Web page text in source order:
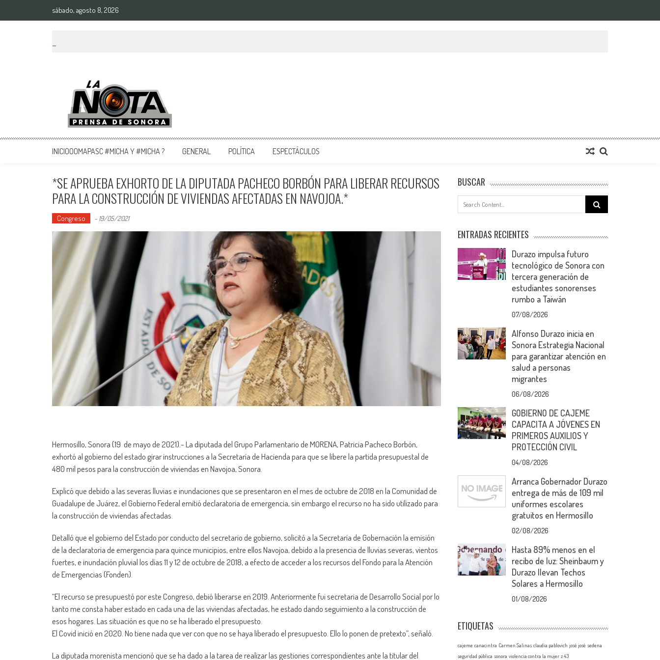
sábado, agosto 8, 2026
La Nota Prensa De Sonora
Noticias del día
INICIOOOMAPASC #MICHA Y #MICHA ? GENERAL POLÍTICA ESPECTÁCULOS
*SE APRUEBA EXHORTO DE LA DIPUTADA PACHECO BORBÓN PARA LIBERAR RECURSOS
PARA LA CONSTRUCCIÓN DE VIVIENDAS AFECTADAS EN NAVOJOA.*
Congreso - 19/05/2021
Hermosillo, Sonora (19 de mayo de 2021).- La diputada del Grupo Parlamentario de MORENA, Patricia Pacheco Borbón,
exhortó al gobierno del estado girar instrucciones a la Secretaría de Hacienda para que se libere la partida presupuestal de
480 mil pesos para la construcción de viviendas en Navojoa, Sonora.
Explicó que debido a las severas lluvias e inundaciones que se presentaron en el mes de octubre de 2018 en la Comunidad de
Guadalupe de Juárez, el Gobierno Federal emitió declaratoria de emergencia, sin embargo el recurso no ha sido utilizado para
la construcción de viviendas afectadas.
Detalló que el gobierno del Estado por conducto del secretario de gobierno, solicitó a la Secretaría de Gobernación la emisión
de la declaratoria de emergencia para quince municipios, entre ellos Navojoa, debido a la presencia de lluvias severas, vientos
fuertes, e inundación pluvial los días 11 y 12 de octubre de 2018, a efecto de acceder a los recursos del Fondo para la Atención
de Emergencias (Fonden).
“El recurso se presupuestó por este Congreso, debió liberarse en 2019. Anteriormente fui secretaria de Desarrollo Social por lo
tanto me consta haber estado en cada una de las viviendas afectadas, he estado dando seguimiento a la construcción de
esos hogares. Las situación es que no se ha liberado el presupuesto.
El Covid inició en 2020. No tiene nada que ver con que no se haya liberado el presupuesto. Ello lo ponen de pretexto”, señaló.
La diputada morenista mencionó que se ha dado a la tarea de realizar las gestiones correspondientes ante la titular del
BUSCAR
Search
for:
ENTRADAS RECIENTES
Durazo impulsa futuro
tecnológico de Sonora con
tercera generación de
estudiantes sonorenses
rumbo a Taiwán
07/08/2026
Alfonso Durazo inicia en
Sonora Estrategia Nacional
para garantizar atención en
salud a personas
migrantes
06/08/2026
GOBIERNO DE CAJEME
CAPACITA A JÓVENES EN
PRIMEROS AUXILIOS Y
PROTECCIÓN CIVIL
04/08/2026
Arranca Gobernador Durazo
entrega de más de 109 mil
uniformes escolares
gratuitos en Hermosillo
02/08/2026
Hasta 89% menos en el
recibo de luz: Sheinbaum y
Durazo llevan Techos
Solares a Hermosillo
01/08/2026
ETIQUETAS
cajeme canacintra Carmen Salinas claudia pablovich josé josé sedena
seguridad pública sonora violencia contra la mujer z 43